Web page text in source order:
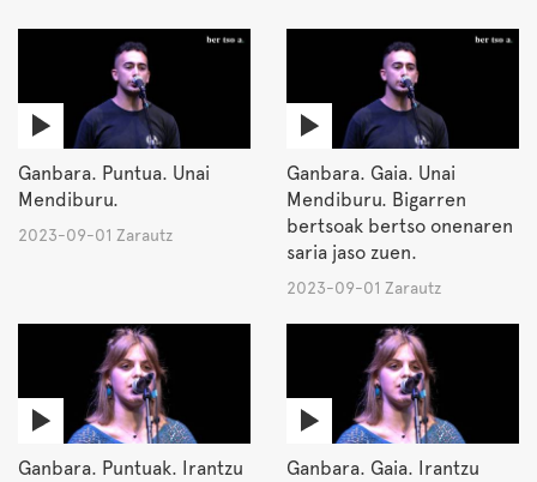
Ganbara. Puntua. Unai
Mendiburu.
2023-09-01 Zarautz
Ganbara. Gaia. Unai
Mendiburu. Bigarren
bertsoak bertso onenaren
saria jaso zuen.
2023-09-01 Zarautz
Ganbara. Puntuak. Irantzu
Ganbara. Gaia. Irantzu